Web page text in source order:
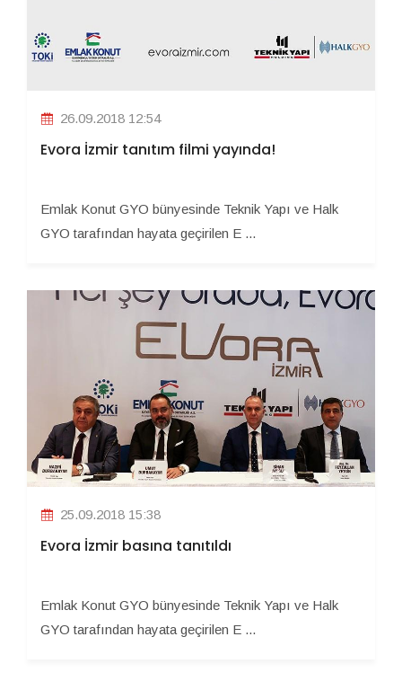
26.09.2018 12:54
Evora İzmir tanıtım filmi yayında!
Emlak Konut GYO bünyesinde Teknik Yapı ve Halk
GYO tarafından hayata geçirilen E ...
25.09.2018 15:38
Evora İzmir basına tanıtıldı
Emlak Konut GYO bünyesinde Teknik Yapı ve Halk
GYO tarafından hayata geçirilen E ...